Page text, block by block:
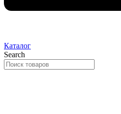
Каталог
Search